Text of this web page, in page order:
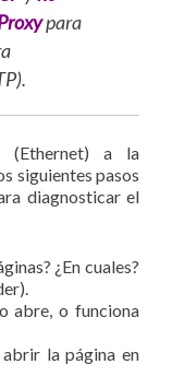
para
(Ethernet) a la
siguientes pasos
diagnosticar el
¿En cuales?
abre, o funciona
la página en